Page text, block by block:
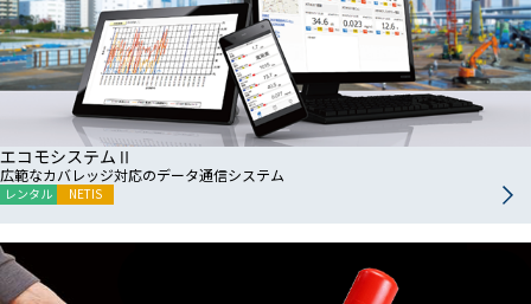
エコモシステムⅡ
広範なカバレッジ対応のデータ通信システム
レンタル NETIS